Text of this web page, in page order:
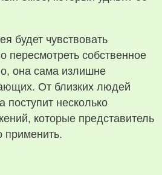
будет чувствовать
пересмотреть собственное
она сама излишне
От близких людей
поступит несколько
которые представитель
применить.